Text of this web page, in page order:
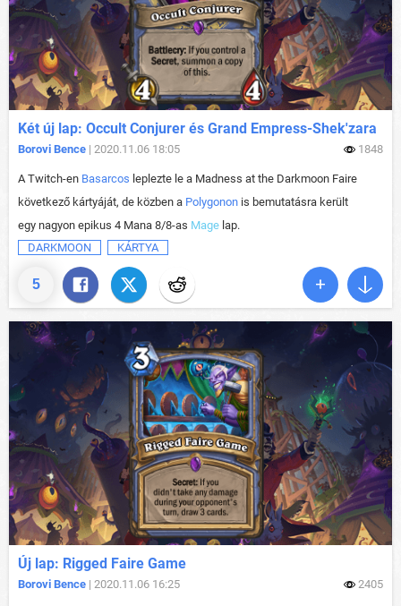
5
Két új lap: Occult Conjurer és Grand Empress-Shek'zara
Borovi Bence | 2020.11.06 18:05 1848
A Twitch-en Basarcos leplezte le a Madness at the Darkmoon Faire
következő kártyáját, de közben a Polygonon is bemutatásra került
egy nagyon epikus 4 Mana 8/8-as Mage lap.
DARKMOON
KÁRTYA
Új lap: Rigged Faire Game
Borovi Bence | 2020.11.06 16:25 2405